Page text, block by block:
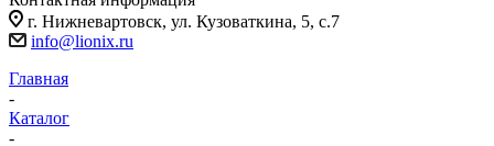
г. Нижневартовск, ул. Кузоваткина, 5, с.7
info@lionix.ru
Главная
-
Каталог
-